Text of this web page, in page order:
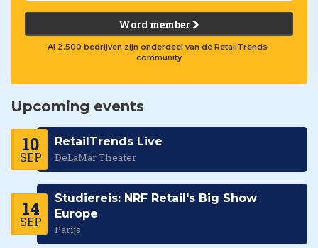
Word member
Al 2.500 bedrijven zijn onderdeel van de RetailTrends-
community
Upcoming events
10
SEP
RetailTrends Live
DeLaMar Theater
14
SEP
Studiereis: NRF Retail's Big Show
Europe
Parijs